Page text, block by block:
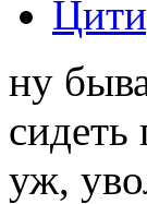
ну
сидеть
уж,